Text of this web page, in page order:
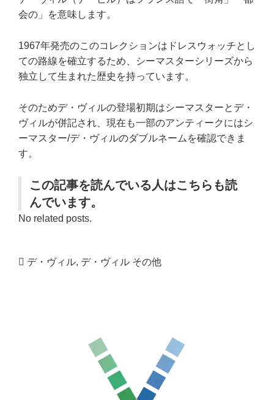
会の」を意味します。
1967年発売のこのコレクションはドレスウォッチとし
ての路線を確立するため、シーマスターシリーズから
独立して生まれた歴史を持っています。
そのためデ・ヴィルの登場初期はシーマスターとデ・
ヴィルが併記され、現在も一部のアンティークにはシ
ーマスター/デ・ヴィルのダブルネームを確認できま
す。
この記事を読んでいる人はこちらも読
んでいます。
No related posts.
デ・ヴィル, デ・ヴィル その他